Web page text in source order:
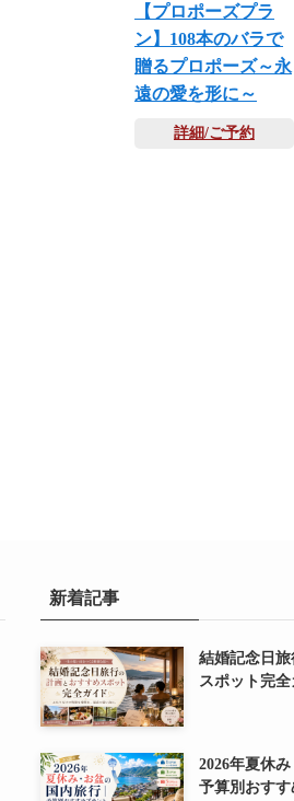
【プロポーズプラ
ン】108本のバラで
贈るプロポーズ～永
遠の愛を形に～
詳細/ご予約
新着記事
結婚記念日
スポット完全
2026年夏休
予算別おす